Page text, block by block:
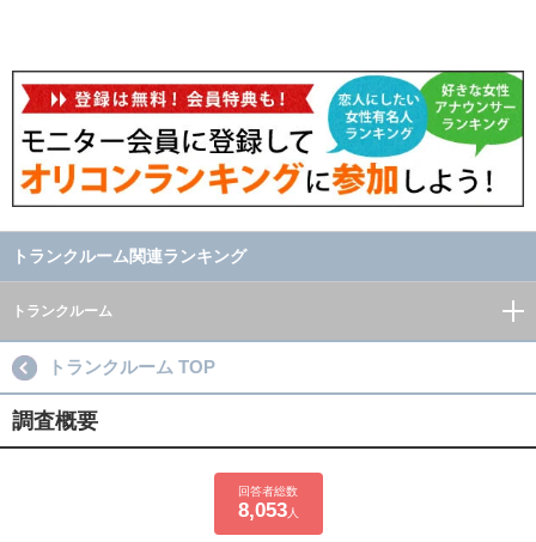
トランクルーム関連ランキング
トランクルーム
トランクルーム TOP
調査概要
回答者総数
8,053人